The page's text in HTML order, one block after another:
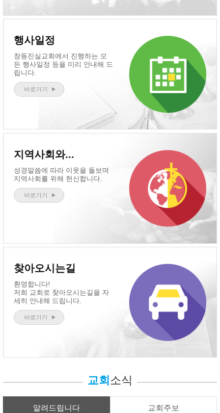
행사일정
창동진실교회에서 진행하는 모
든 행사일정 등을 미리 안내해 드
립니다.
바로가기
지역사회와...
성경말씀에 따라 이웃을 돌보며
지역사회를 위해 헌신합니다.
바로가기
찾아오시는길
환영합니다!
저희 교회로 찾아오시는길을 자
세히 안내해 드립니다.
바로가기
교회 소식
알려드립니다 교회주보